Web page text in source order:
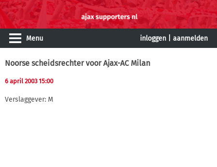
Menu inloggen aanmelden
Noorse scheidsrechter voor Ajax-AC Milan
6 april 2003 15:00
Verslaggever: M